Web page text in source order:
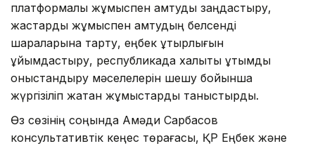
платформалық жұмыспен қамтуды заңдастыру,
жастарды жұмыспен қамтудың белсенді
шараларына тарту, еңбек ұтқырлығын
ұйымдастыру, республикада халықты ұтымды
қоныстандыру мәселелерін шешу бойынша
жүргізіліп жатқан жұмыстарды таныстырды.
Өз сөзінің соңында Ақмәди Сарбасов
консультативтік кеңес төрағасы, ҚР Еңбек және